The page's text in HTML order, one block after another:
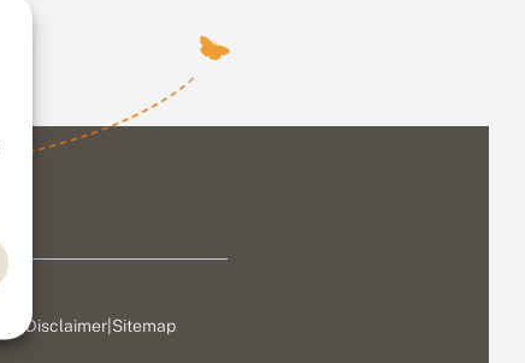
Disclaimer Sitemap